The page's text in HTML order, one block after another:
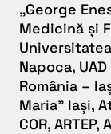
„George
Medicină și
Napoca,
România –
Maria” Iași,
COR,